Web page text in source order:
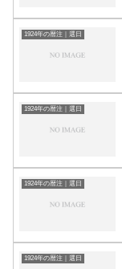
1924年の暦注｜選日
1924年の暦注｜選日
1924年の暦注｜選日
1924年の暦注｜選日